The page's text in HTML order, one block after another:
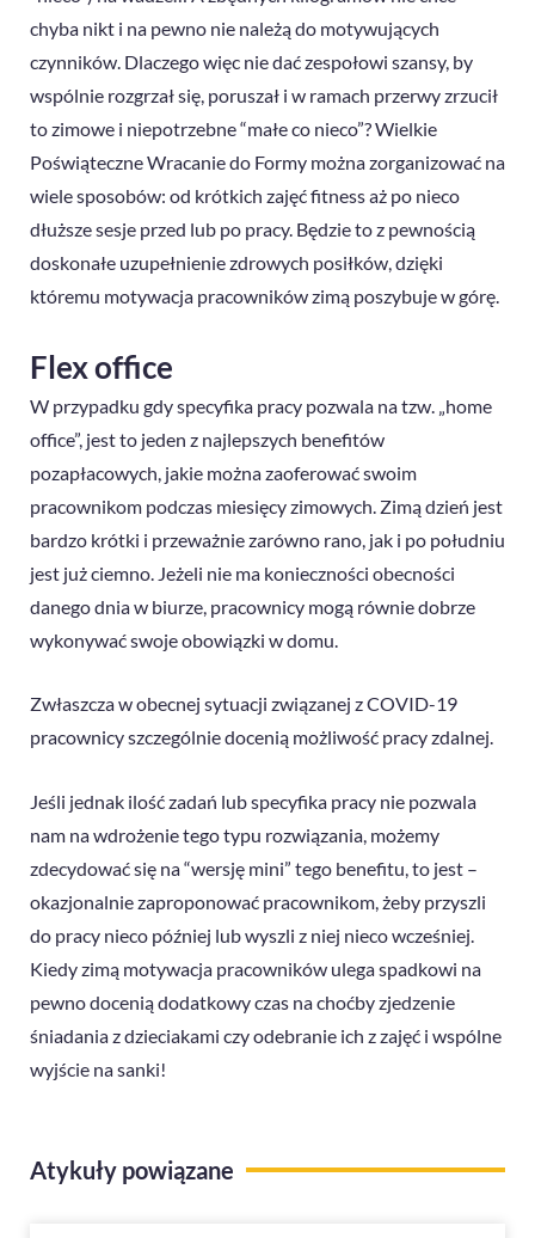
chyba nikt i na pewno nie należą do motywujących
czynników. Dlaczego więc nie dać zespołowi szansy, by
wspólnie rozgrzał się, poruszał i w ramach przerwy zrzucił
to zimowe i niepotrzebne “małe co nieco”? Wielkie
Poświąteczne Wracanie do Formy można zorganizować na
wiele sposobów: od krótkich zajęć fitness aż po nieco
dłuższe sesje przed lub po pracy. Będzie to z pewnością
doskonałe uzupełnienie zdrowych posiłków, dzięki
któremu motywacja pracowników zimą poszybuje w górę.
Flex office
W przypadku gdy specyfika pracy pozwala na tzw. „home
office”, jest to jeden z najlepszych benefitów
pozapłacowych, jakie można zaoferować swoim
pracownikom podczas miesięcy zimowych. Zimą dzień jest
bardzo krótki i przeważnie zarówno rano, jak i po południu
jest już ciemno. Jeżeli nie ma konieczności obecności
danego dnia w biurze, pracownicy mogą równie dobrze
wykonywać swoje obowiązki w domu.
Zwłaszcza w obecnej sytuacji związanej z COVID-19
pracownicy szczególnie docenią możliwość pracy zdalnej.
Jeśli jednak ilość zadań lub specyfika pracy nie pozwala
nam na wdrożenie tego typu rozwiązania, możemy
zdecydować się na “wersję mini” tego benefitu, to jest –
okazjonalnie zaproponować pracownikom, żeby przyszli
do pracy nieco później lub wyszli z niej nieco wcześniej.
Kiedy zimą motywacja pracowników ulega spadkowi na
pewno docenią dodatkowy czas na choćby zjedzenie
śniadania z dzieciakami czy odebranie ich z zajęć i wspólne
wyjście na sanki!
Atykuły powiązane